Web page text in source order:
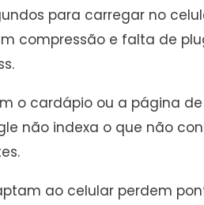
para carregar no
compressão e falta de
o cardápio ou a página
não indexa o que não
ao celular perdem